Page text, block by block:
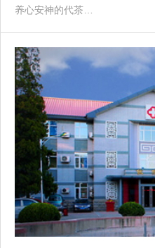
养心安神的代茶…